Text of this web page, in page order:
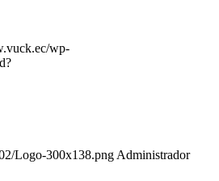
wp-
Logo-300x138.png Administrador